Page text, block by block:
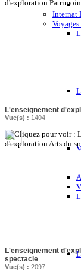
Internat
L'enseignement
Vue(s) : 1404
L'enseignement
spectacle
Vue(s) : 2097